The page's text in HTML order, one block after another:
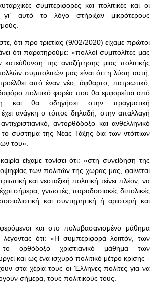
συμπεριφορές και πολιτικές και οι
αυτό το λόγο στήριξαν μικρότερους
ότι προ τριετίας (9/02/2020) είχαμε πρώτοι
ότι παρατηρούμε: «πολλοί συμπολίτες μας
κατεύθυνση της αναζήτησης μιας πολιτικής
συμπολιτών μας είναι ότι η λύση αυτή,
από έναν νέο, άφθαρτο, πατριωτικό,
πολιτικό φορέα που θα εμφορείται από
και θα οδηγήσει στην πραγματική
ανάγκη ο τόπος δηλαδή, στην απαλλαγή
αντορθόδοξο και ανθελληνικό
το σύστημα της Νέας Τάξης δια των ντόπιων
του».
είχαμε τονίσει ότι: «στη συνείδηση της
των πολιτών της χώρας μας, φαίνεται
και νεοταξική πολιτική τείνει πλέον, να
σήμερα, γνωστές, παραδοσιακές διπολικές
και συντηρητική ή αριστερή και
και στο πολυβασανισμένο μάθημα
ότι: «Η συμπεριφορά λοιπόν, των
ορθόδοξο χριστιανικό μάθημα των
και ως ένα ισχυρό πολιτικό μέτρο κρίσης -
στα χέρια τους οι Έλληνες πολίτες για να
σήμερα, τους πολιτικούς τους.